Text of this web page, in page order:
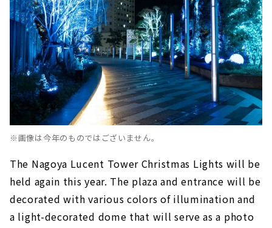
※画像は今年のものではございません。
The Nagoya Lucent Tower Christmas Lights will be
held again this year. The plaza and entrance will be
decorated with various colors of illumination and
a light-decorated dome that will serve as a photo